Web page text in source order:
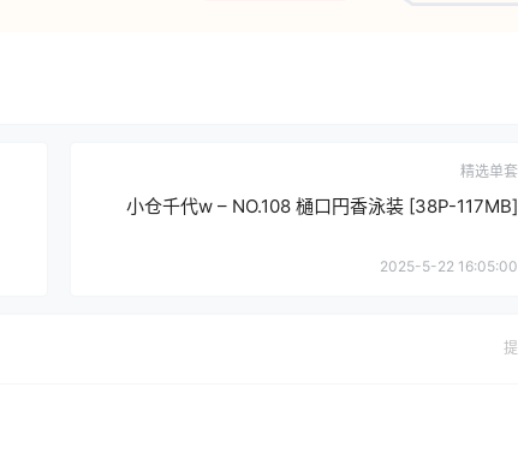
精选单套
小仓千代w – NO.108 樋口円香泳装 [38P-117MB]
2025-5-22 16:05:00